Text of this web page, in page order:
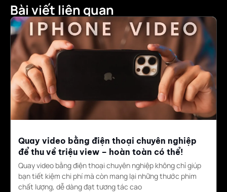
Bài viết liên quan
Quay video bằng điện thoại chuyên nghiệp
để thu về triệu view – hoàn toàn có thể!
Quay video bằng điện thoại chuyên nghiệp không chỉ giúp
bạn tiết kiệm chi phí mà còn mang lại những thước phim
chất lượng, dễ dàng đạt tương tác cao